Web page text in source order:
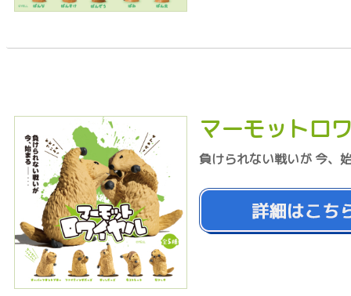
マーモットロ
負けられない戦いが 今、